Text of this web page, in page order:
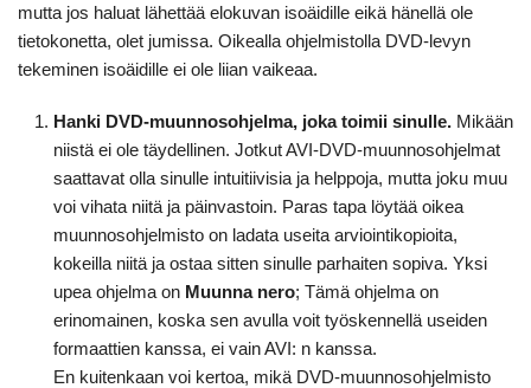
mutta jos haluat lähettää elokuvan isoäidille eikä hänellä ole
tietokonetta, olet jumissa. Oikealla ohjelmistolla DVD-levyn
tekeminen isoäidille ei ole liian vaikeaa.
Hanki DVD-muunnosohjelma, joka toimii sinulle. Mikään
niistä ei ole täydellinen. Jotkut AVI-DVD-muunnosohjelmat
saattavat olla sinulle intuitiivisia ja helppoja, mutta joku muu
voi vihata niitä ja päinvastoin. Paras tapa löytää oikea
muunnosohjelmisto on ladata useita arviointikopioita,
kokeilla niitä ja ostaa sitten sinulle parhaiten sopiva. Yksi
upea ohjelma on Muunna nero; Tämä ohjelma on
erinomainen, koska sen avulla voit työskennellä useiden
formaattien kanssa, ei vain AVI: n kanssa.
En kuitenkaan voi kertoa, mikä DVD-muunnosohjelmisto